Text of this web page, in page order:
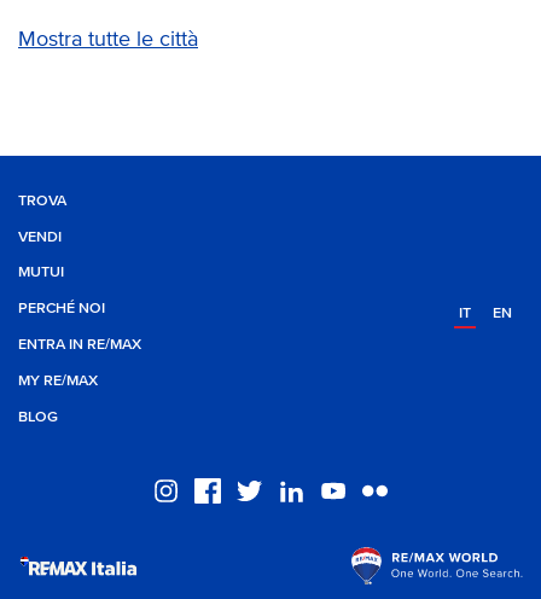
Mostra tutte le città
TROVA
VENDI
MUTUI
PERCHÉ NOI
ENTRA IN RE/MAX
MY RE/MAX
BLOG
IT EN